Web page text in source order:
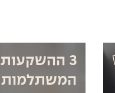
3 ההשקעות
המשתלמות